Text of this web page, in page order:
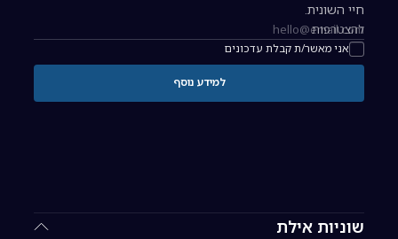
שוניות אילת
חיי השונית.
כתובת אימייל להרשמה לניוזלטר
אני מאשר/ת קבלת עדכונים
להצטרפות
למידע נוסף